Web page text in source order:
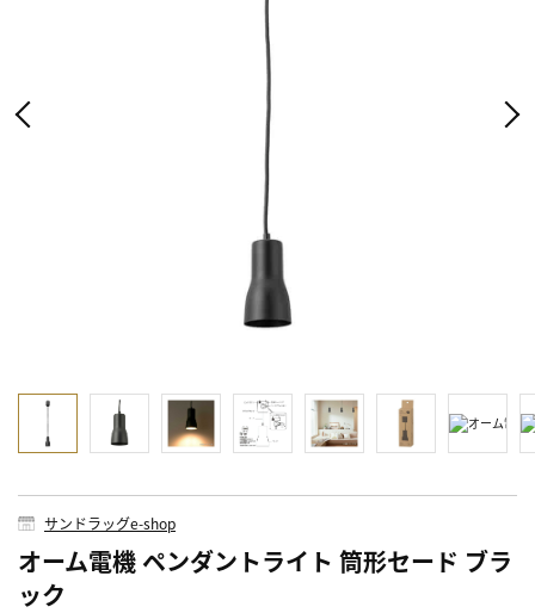
サンドラッグe-shop
オーム電機 ペンダントライト 筒形セード ブラ
ック